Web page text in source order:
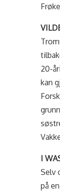
20-
kan
I
Selv
på